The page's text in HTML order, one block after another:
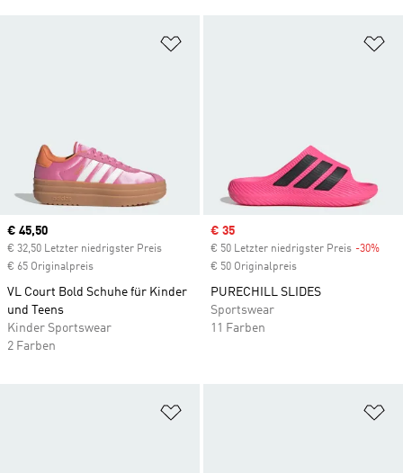
Current price
€ 45,50
€ 32,50 Letzter niedrigster Preis
€ 65 Originalpreis
VL Court Bold Schuhe für Kinder
und Teens
Kinder Sportswear
2 Farben
Sale price
€ 35
€ 50 Letzter niedrigster Preis -30%
€ 50 Originalpreis
PURECHILL SLIDES
Sportswear
11 Farben